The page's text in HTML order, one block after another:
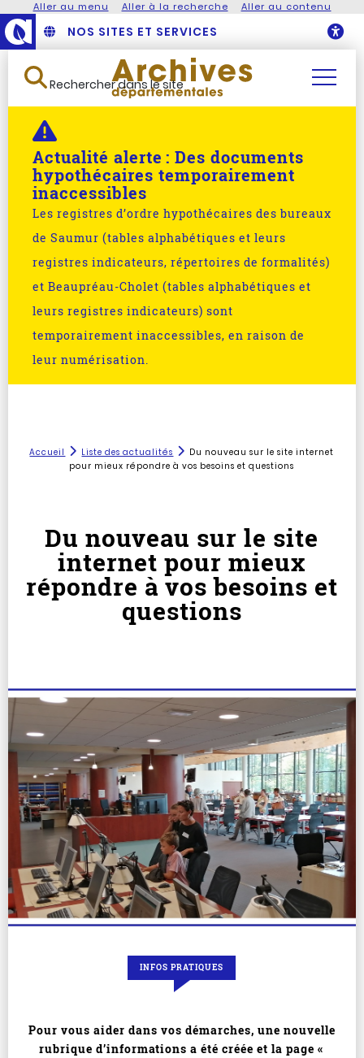
Aller au menu Aller à la recherche Aller au contenu
NOS SITES ET SERVICES
Rechercher dans le site
Actualité alerte : Des documents
hypothécaires temporairement
inaccessibles
Les registres d’ordre hypothécaires des bureaux
de Saumur (tables alphabétiques et leurs
registres indicateurs, répertoires de formalités)
et Beaupréau-Cholet (tables alphabétiques et
leurs registres indicateurs) sont
temporairement inaccessibles, en raison de
leur numérisation.
Accueil Liste des actualités
Du nouveau sur le site internet
pour mieux répondre à vos besoins et questions
Du nouveau sur le site
internet pour mieux
répondre à vos besoins et
questions
INFOS PRATIQUES
Pour vous aider dans vos démarches, une nouvelle
rubrique d’informations a été créée et la page «